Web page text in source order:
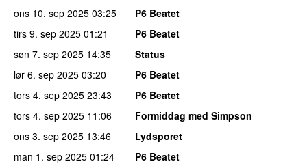
ons 10. sep 2025 03:25
P6 Beatet
tirs 9. sep 2025 01:21
P6 Beatet
søn 7. sep 2025 14:35
Status
lør 6. sep 2025 03:20
P6 Beatet
tors 4. sep 2025 23:43
P6 Beatet
tors 4. sep 2025 11:06
Formiddag med Simpson
ons 3. sep 2025 13:46
Lydsporet
man 1. sep 2025 01:24
P6 Beatet